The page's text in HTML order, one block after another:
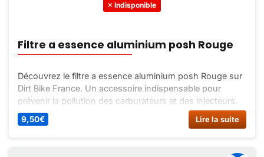
Indisponible
Filtre a essence aluminium posh Rouge
Découvrez le filtre a essence aluminium posh Rouge sur
Dirt Bike France. Un accessoire indispensable pour
prévenir la pollution des carburateurs et des injecteurs.
Disponible en différentes couleurs.
9,50€ Lire la suite